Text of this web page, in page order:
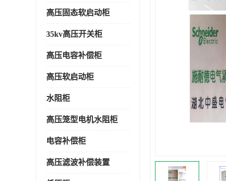
高压固态软启动柜
35kv高压开关柜
高压电容补偿柜
高压软启动柜
水阻柜
高压笼型电机水阻柜
电容补偿柜
高压滤波补偿装置